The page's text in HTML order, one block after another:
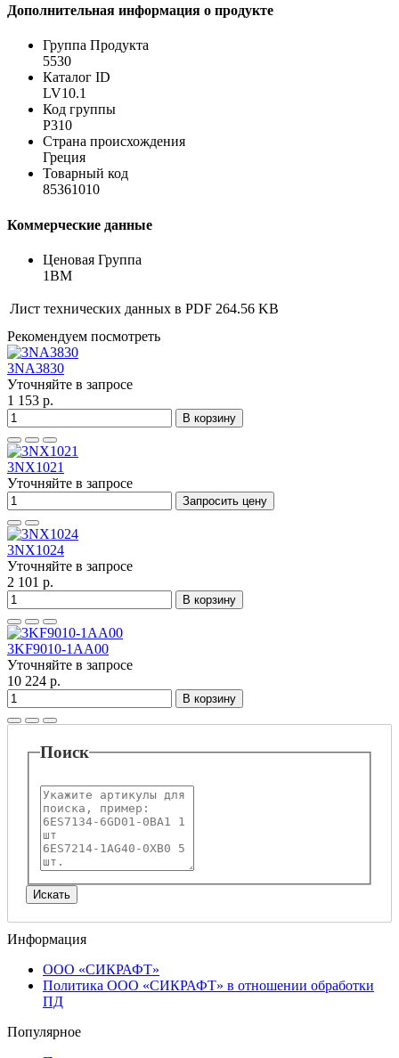
Дополнительная информация о продукте
Группа Продукта
5530
Каталог ID
LV10.1
Код группы
P310
Страна происхождения
Греция
Товарный код
85361010
Коммерческие данные
Ценовая Группа
1BM
Лист технических данных в PDF 264.56 KB
Рекомендуем посмотреть
3NA3830
Уточняйте в запросе
1 153 р.
В корзину
3NX1021
Уточняйте в запросе
Запросить цену
3NX1024
Уточняйте в запросе
2 101 р.
В корзину
3KF9010-1AA00
Уточняйте в запросе
10 224 р.
В корзину
Поиск
Информация
ООО «СИКРАФТ»
Политика ООО «СИКРАФТ» в отношении обработки
ПД
Популярное